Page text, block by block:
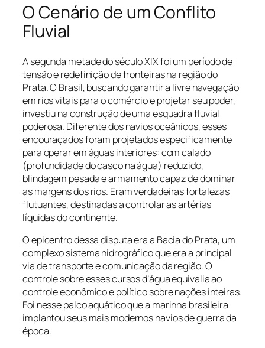
O Cenário de um Conflito
Fluvial
A segunda metade do século XIX foi um período de
tensão e redefinição de fronteiras na região do
Prata. O Brasil, buscando garantir a livre navegação
em rios vitais para o comércio e projetar seu poder,
investiu na construção de uma esquadra fluvial
poderosa. Diferente dos navios oceânicos, esses
encouraçados foram projetados especificamente
para operar em águas interiores: com calado
(profundidade do casco na água) reduzido,
blindagem pesada e armamento capaz de dominar
as margens dos rios. Eram verdadeiras fortalezas
flutuantes, destinadas a controlar as artérias
líquidas do continente.
O epicentro dessa disputa era a Bacia do Prata, um
complexo sistema hidrográfico que era a principal
via de transporte e comunicação da região. O
controle sobre esses cursos d’água equivalia ao
controle econômico e político sobre nações inteiras.
Foi nesse palco aquático que a marinha brasileira
implantou seus mais modernos navios de guerra da
época.